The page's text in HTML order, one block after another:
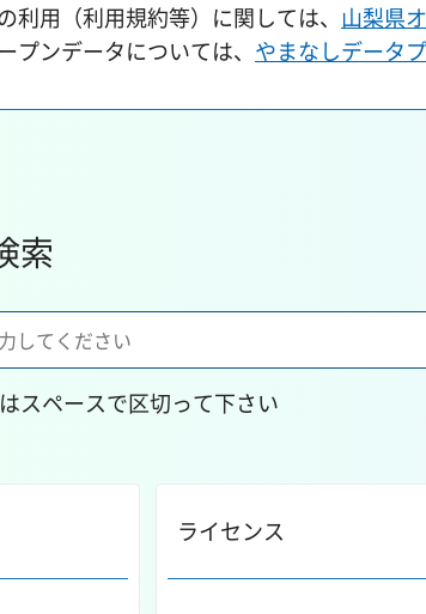
利用（利用規約等）に関しては、 山梨県
プンデータについては、 やまなしデータ
索
スペースで区切って下さい
ライセンス